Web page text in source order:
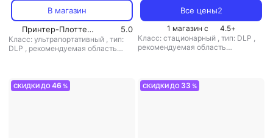
В магазин
Принтер-Плоттер.ру
5.0
Класс: ультрапортативный , тип:
DLP , рекомендуемая область
Все цены2
1 магазин с 4.5+
Класс: стационарный , тип: DLP ,
рекомендуемая область
СКИДКИ ДО46 % СКИДКИ ДО 33 %